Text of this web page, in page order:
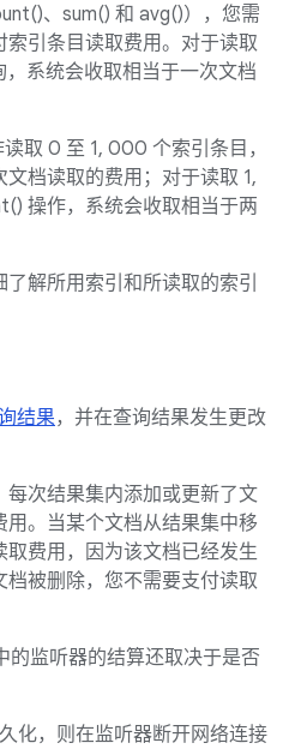
、sum() 和 avg()），您需
索引条目读取费用。对于读取
系统会收取相当于一次文档
取 0 至 1, 000 个索引条目，
档读取的费用；对于读取 1,
操作，系统会收取相当于两
了解所用索引和所读取的索引
结果 ，并在查询结果发生更改
每次结果集内添加或更新了文
。当某个文档从结果集中移
取费用，因为该文档已经发生
被删除，您不需要支付读取
的监听器的结算还取决于是否
化，则在监听器断开网络连接